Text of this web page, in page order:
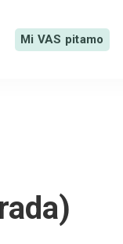
Mi VAS pitamo